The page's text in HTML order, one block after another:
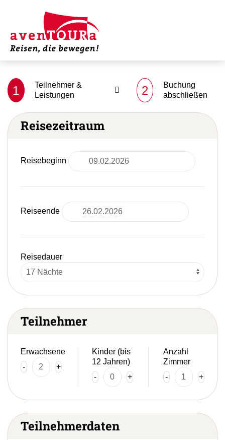
1
Teilnehmer &
Leistungen
2
Buchung
abschließen
Reisezeitraum
Reisebeginn
Reiseende
Reisedauer
Teilnehmer
Erwachsene
-
+
Kinder (bis
12 Jahren)
-
+
Anzahl
Zimmer
-
+
Teilnehmerdaten